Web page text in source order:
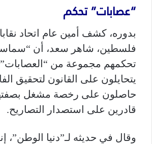
“عصابات” تحكم
بدوره، كشف أمين عام اتحاد
فلسطين، شاهر سعد، أن
تحكمهم مجموعة من
يتحايلون على القانون لتحقيق
حاصلون على رخصة مشغل
قادرين على استصدار التصاريح.
وقال في حديثه لـ”دنيا الوطن”،